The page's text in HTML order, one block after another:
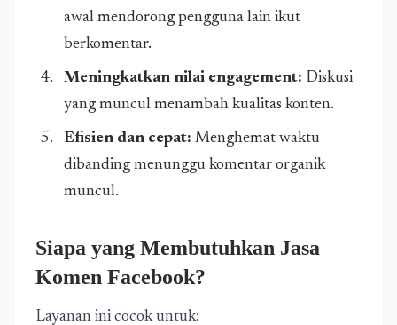
awal mendorong pengguna lain ikut
berkomentar.
Meningkatkan nilai engagement: Diskusi
yang muncul menambah kualitas konten.
Efisien dan cepat: Menghemat waktu
dibanding menunggu komentar organik
muncul.
Siapa yang Membutuhkan Jasa
Komen Facebook?
Layanan ini cocok untuk: